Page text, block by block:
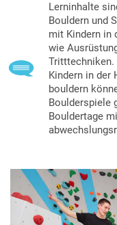
Lerninhalte
Bouldern und
mit Kindern in
wie
Tritttechniken.
Kindern in der
bouldern
Boulderspiele
Bouldertage